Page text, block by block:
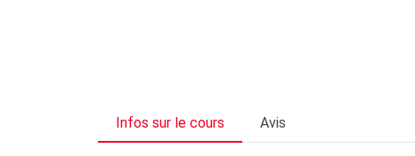
Infos sur le cours Avis